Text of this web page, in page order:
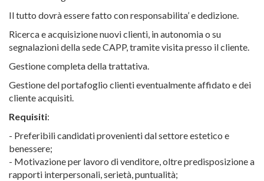
Il tutto dovrà essere fatto con responsabilita’ e dedizione.
Ricerca e acquisizione nuovi clienti, in autonomia o su
segnalazioni della sede CAPP, tramite visita presso il cliente.
Gestione completa della trattativa.
Gestione del portafoglio clienti eventualmente affidato e dei
cliente acquisiti.
Requisiti:
- Preferibili candidati provenienti dal settore estetico e
benessere;
- Motivazione per lavoro di venditore, oltre predisposizione a
rapporti interpersonali, serietà, puntualità;